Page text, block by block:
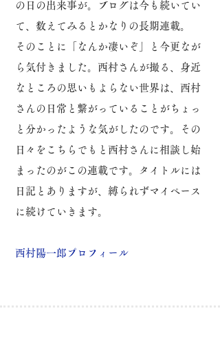
の日の出来事が。
ブログは今も続いてい
て、数えてみるとかなりの長期連載。
そのことに「なんか凄いぞ」と今更なが
ら気付きました。 西村さんが撮る、身近
なところの思いもよらない世界は、西村
さんの日常と繋がっていることがちょっ
と分かったような気がしたのです。
その
日々をこちらでもと西村さんに相談し始
まったのがこの連載です。
タイトルには
日記とありますが、縛られずマイペース
に続けていきます。
​西村陽一郎プロフィール